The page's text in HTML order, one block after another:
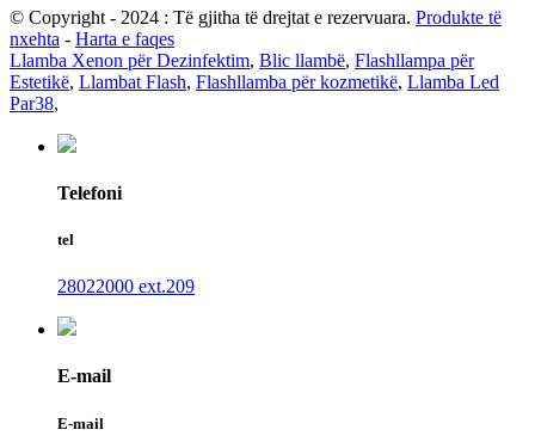
© Copyright - 2024 : Të gjitha të drejtat e rezervuara. Produkte të
nxehta - Harta e faqes
Llamba Xenon për Dezinfektim, Blic llambë, Flashllampa për
Estetikë, Llambat Flash, Flashllamba për kozmetikë, Llamba Led
Par38,
Telefoni
tel
28022000 ext.209
E-mail
E-mail